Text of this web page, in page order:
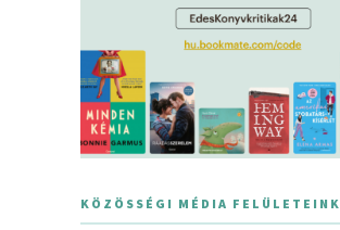
KÖZÖSSÉGI MÉDIA FELÜLETEINK